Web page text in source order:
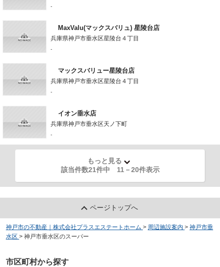
-
MaxValu(マックスバリュ) 星陵台店
兵庫県神戸市垂水区星陵台４丁目
-
マックスバリュー星陵台店
兵庫県神戸市垂水区星陵台４丁目
-
イオン垂水店
兵庫県神戸市垂水区天ノ下町
-
もっと見る
該当件数21件中 11 －20件表示
ページトップへ
神戸市の不動産｜株式会社プラスエステートホーム > 周辺施設案内 > 神戸市垂
水区 > 神戸市垂水区のスーパー
市区町村から探す